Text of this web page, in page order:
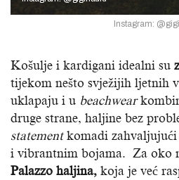
Instagram:
Košulje i kardigani idealni su
tijekom nešto svježijih ljetnih
uklapaju i u beachwear
druge strane, haljine bez
statementkomadi
i vibrantnim bojama. Za oko
Palazzo haljina, koja je već